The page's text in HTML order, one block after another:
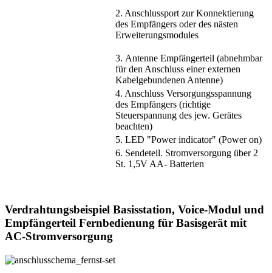
2. Anschlussport zur Konnektierung
des Empfängers oder des nästen
Erweiterungsmodules
3. Antenne Empfängerteil (abnehmbar
für den Anschluss einer externen
Kabelgebundenen Antenne)
4. Anschluss Versorgungsspannung
des Empfängers (richtige
Steuerspannung des jew. Gerätes
beachten)
5. LED "Power indicator" (Power on)
6. Sendeteil. Stromversorgung über 2
St. 1,5V AA- Batterien
Verdrahtungsbeispiel Basisstation, Voice-Modul und
Empfängerteil Fernbedienung für Basisgerät mit
AC-Stromversorgung